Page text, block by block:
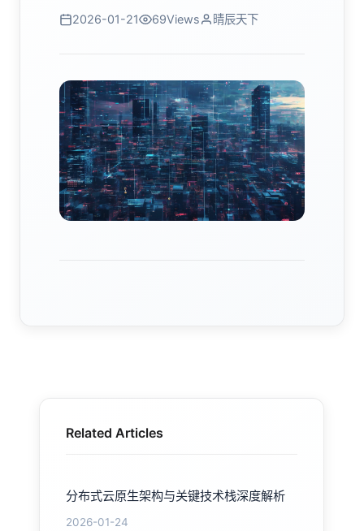
2026-01-21 69Views 晴辰天下
Related Articles
分布式云原生架构与关键技术栈深度解析
2026-01-24